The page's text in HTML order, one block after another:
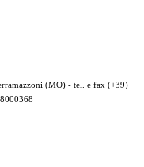
(MO) - tel. e fax (+39)